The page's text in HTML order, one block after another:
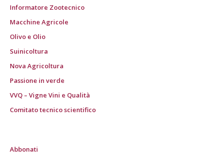
Informatore Zootecnico
Macchine Agricole
Olivo e Olio
Suinicoltura
Nova Agricoltura
Passione in verde
VVQ – Vigne Vini e Qualità
Comitato tecnico scientifico
Abbonati